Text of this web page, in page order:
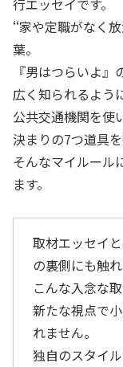
‘‘家や定職がなく
葉。
『男はつらいよ
広く知られるよう
公共交通機関を使
決まりの7つ道具
そんなマイルール
ます。
取材エッセイ
の裏側にも触
こんな入念な
新たな視点で
れません。
独自のスタイ